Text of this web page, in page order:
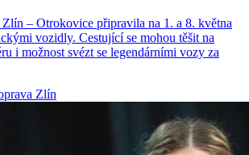
– Otrokovice připravila na 1. a 8. května
vozidly. Cestující se mohou těšit na
i možnost svézt se legendárními vozy za
Zlín